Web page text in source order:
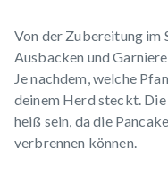
Von der Zubereitung im
Ausbacken und
Je nachdem, welche
deinem Herd steckt.
heiß sein, da die
verbrennen können.